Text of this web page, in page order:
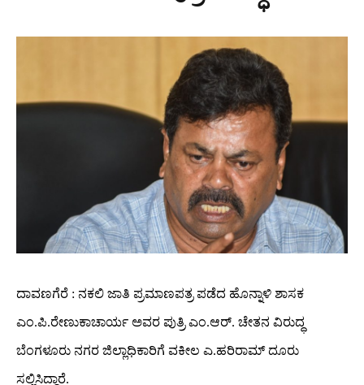
ದಾವಣಗೆರೆ : ನಕಲಿ ಜಾತಿ ಪ್ರಮಾಣಪತ್ರ ಪಡೆದ ಹೊನ್ನಾಳಿ ಶಾಸಕ
ಎಂ.ಪಿ.ರೇಣುಕಾಚಾರ್ಯ ಅವರ ಪುತ್ರಿ ಎಂ.ಆರ್. ಚೇತನ ವಿರುದ್ಧ
ಬೆಂಗಳೂರು ನಗರ ಜಿಲ್ಲಾಧಿಕಾರಿಗೆ ವಕೀಲ ಎ.ಹರಿರಾಮ್ ದೂರು
ಸಲ್ಲಿಸಿದ್ದಾರೆ.